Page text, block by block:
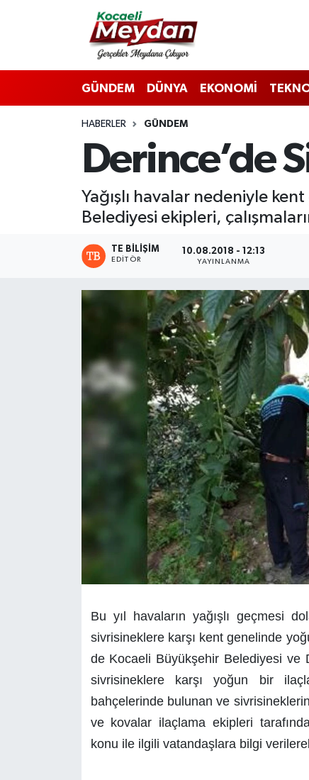
GÜNDEM DÜNYA EKONOMİ
HABERLER GÜNDEM
Derince’de
Yağışlı havalar nedeniyle
Belediyesi ekipleri,
TE BILIŞIM
EDITÖR
10.08.2018 - 12:13
YAYINLANMA
Bu yıl havaların yağışlı geçmesi
sivrisineklere karşı kent genelinde
de Kocaeli Büyükşehir Belediyesi ve
sivrisineklere karşı yoğun bir
bahçelerinde bulunan ve
ve kovalar ilaçlama ekipleri
konu ile ilgili vatandaşlara bilgi
Nöbetçi Eczaneler
Hava Durumu
Trafik Durumu
Süper Lig Puan Durumu ve Fikstür
Tüm Manşetler
Haber Arşivi